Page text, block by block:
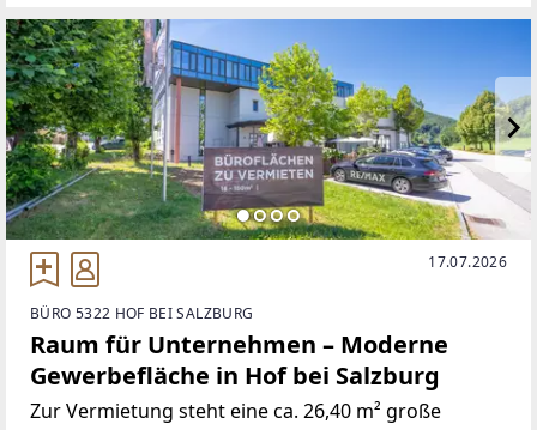
17.07.2026
BÜRO 5322 HOF BEI SALZBURG
Raum für Unternehmen – Moderne
Gewerbefläche in Hof bei Salzburg
Zur Vermietung steht eine ca. 26,40 m² große